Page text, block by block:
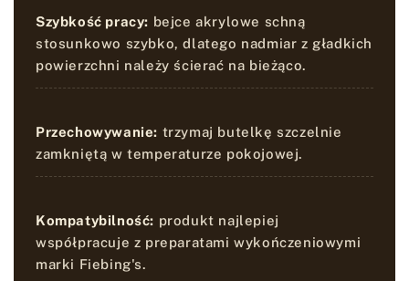
Szybkość pracy: bejce akrylowe schną
stosunkowo szybko, dlatego nadmiar z gładkich
powierzchni należy ścierać na bieżąco.
Przechowywanie: trzymaj butelkę szczelnie
zamkniętą w temperaturze pokojowej.
Kompatybilność: produkt najlepiej
współpracuje z preparatami wykończeniowymi
marki Fiebing's.